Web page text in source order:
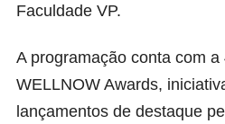
Faculdade VP.
A programação conta com a
WELLNOW Awards,
lançamentos de destaque